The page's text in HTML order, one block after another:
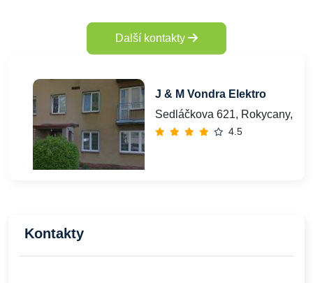
Další kontakty
J & M Vondra Elektro
Sedláčkova 621, Rokycany,
4.5
Kontakty